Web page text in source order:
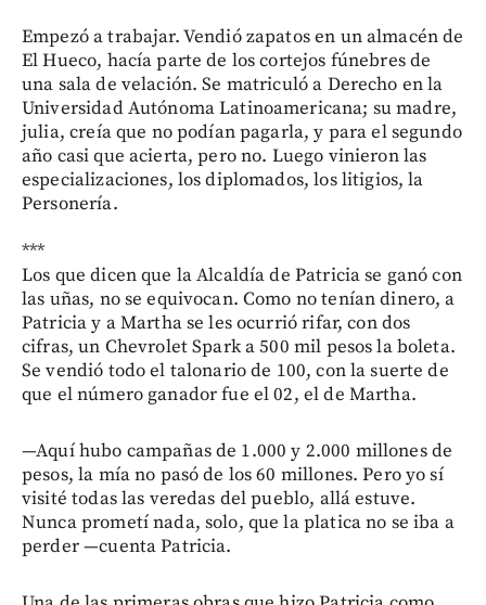
Empezó a trabajar. Vendió zapatos en un almacén de
El Hueco, hacía parte de los cortejos fúnebres de
una sala de velación. Se matriculó a Derecho en la
Universidad Autónoma Latinoamericana; su madre,
julia, creía que no podían pagarla, y para el segundo
año casi que acierta, pero no. Luego vinieron las
especializaciones, los diplomados, los litigios, la
Personería.
***
Los que dicen que la Alcaldía de Patricia se ganó con
las uñas, no se equivocan. Como no tenían dinero, a
Patricia y a Martha se les ocurrió rifar, con dos
cifras, un Chevrolet Spark a 500 mil pesos la boleta.
Se vendió todo el talonario de 100, con la suerte de
que el número ganador fue el 02, el de Martha.
—Aquí hubo campañas de 1.000 y 2.000 millones de
pesos, la mía no pasó de los 60 millones. Pero yo sí
visité todas las veredas del pueblo, allá estuve.
Nunca prometí nada, solo, que la platica no se iba a
perder —cuenta Patricia.